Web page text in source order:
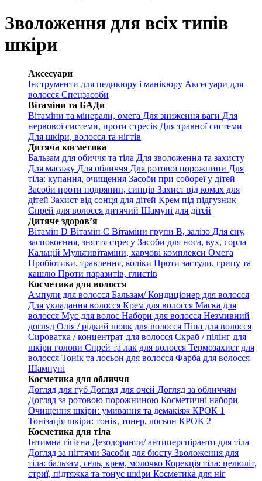
Зволоження для всіх типів
шкіри
Аксесуари
Інструменти для педикюру і манікюру Аксесуари для
волосся Спецзасоби
Вітаміни та БАДи
Вітаміни та мінерали, омега Для зниження ваги Для
нервової системи, проти стресів Для травної системи
Для шкіри, волосся та нігтів
Дитяча косметика
Бальзам для обиччя та тіла Для зволоження та захисту
Для масажу Для обличчя Для ротової порожнини Для
тіла: купання, очищення Засоби при собореї у дітей
Засоби проти подряпин, синців Захист від комах для
дітей Захист від сонця для дітей Крем під підгузник
Спрей для волосся дитячий Шамуні для дітей
Дитяче здоров’я
Вітамін D Вітамін С Вітаміни групи В, залізо Для сну,
заспокоєння, зняття стресу Засоби для носа, вух, горла
Кальцій Мультивітаміни, харчові комплекси Омега
Пробіотики, травлення, коліки Проти застуди, грипу та
кашлю Проти паразитів, глистів
Косметика для волосся
Ампули для волосся Бальзам/ Кондиціонер для волосся
Для укладання волосся Крем для волосся Маска для
волосся Мус для волос Набори для волосся Незмивний
догляд Олія / рідкий шовк для волосся Піна для волосся
Сироватка / концентрат для волосся Скраб / пілінг для
шкіри голови Спрей та лак для волосся Термозахист для
волосся Тонік та лосьон для волосся Фарба для волосся
Шампуні
Косметика для обличчя
Догляд для губ Догляд для очей Догляд за обличчям
Догляд за ротовою порожниною Косметичні набори
Очищення шкіри: умивання та демакіяж КРОК 1
Тонізація шкіри: тонік, тонер, лосьон КРОК 2
Косметика для тіла
Інтимна гігієна Дезодоранти/ антиперспіранти для тіла
Догляд за нігтями Засоби для бюсту Зволоження для
тіла: бальзам, гель, крем, молочко Корекція тіла: целюліт,
стриї, підтяжка та тонус шкіри Косметика для ніг